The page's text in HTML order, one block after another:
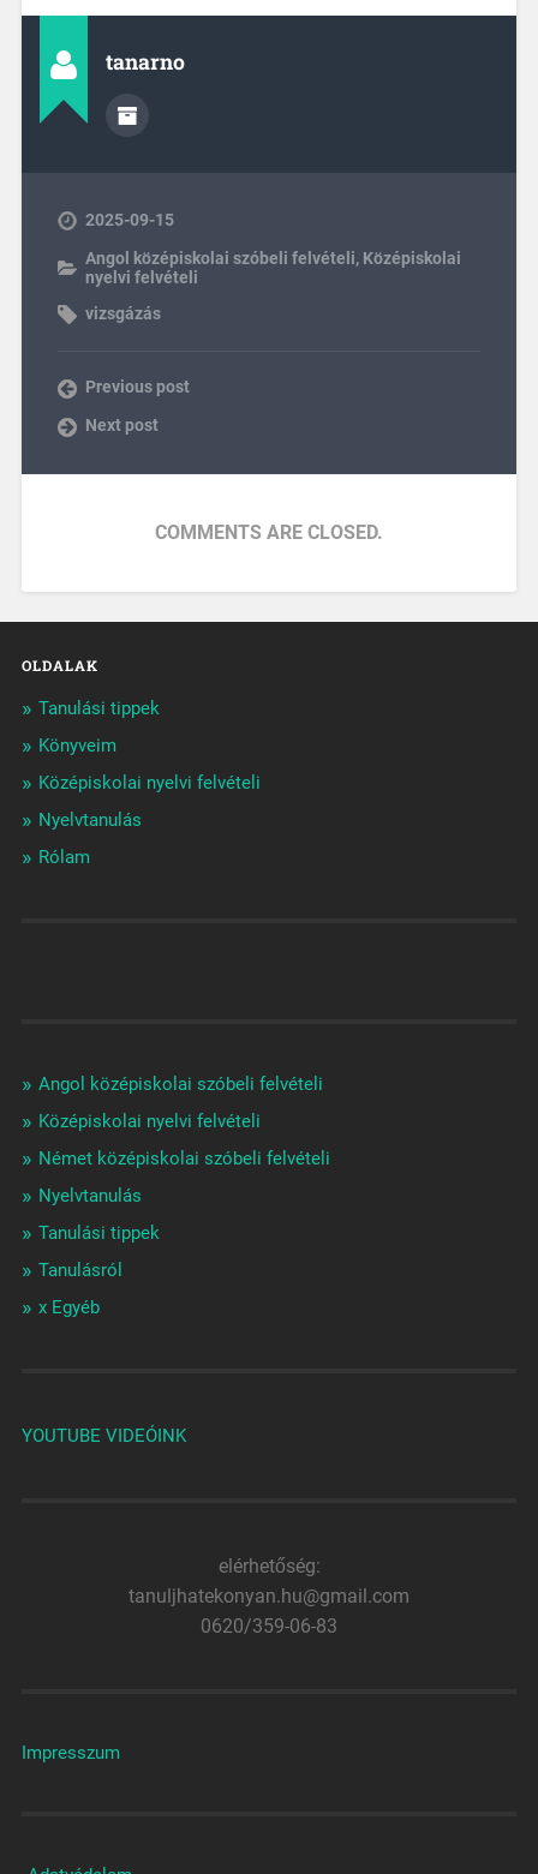
tanarno
2025-09-15
Angol középiskolai szóbeli felvételi, Középiskolai
nyelvi felvételi
vizsgázás
Previous post
Next post
COMMENTS ARE CLOSED.
OLDALAK
Tanulási tippek
Könyveim
Középiskolai nyelvi felvételi
Nyelvtanulás
Rólam
Angol középiskolai szóbeli felvételi
Középiskolai nyelvi felvételi
Német középiskolai szóbeli felvételi
Nyelvtanulás
Tanulási tippek
Tanulásról
x Egyéb
YOUTUBE VIDEÓINK
elérhetőség:
tanuljhatekonyan.hu@gmail.com
0620/359-06-83
Impresszum